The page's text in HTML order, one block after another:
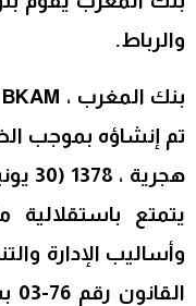
والرباط.
يتمتع باستقلالية
وأساليب الإدارة